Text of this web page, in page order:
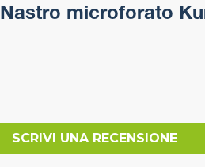
Nastro microforato
SCRIVI UNA RECENSIONE